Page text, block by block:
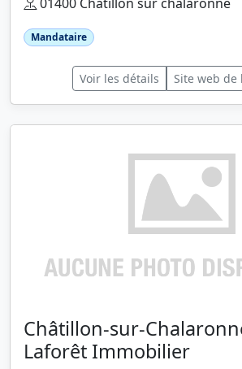
Mandataire
Voir les détails Site web de
Châtillon-sur-
Laforêt Immobilier